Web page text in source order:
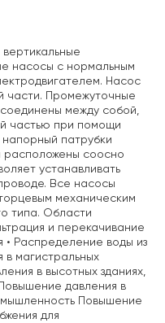
насосы с нормальным
Насос
части. Промежуточные
между собой,
частью при помощи
патрубки
расположены соосно
устанавливать
Все насосы
механическим
типа. Области
и перекачивание
• Распределение воды из
в магистральных
в высотных зданиях,
давления в
Повышение
для